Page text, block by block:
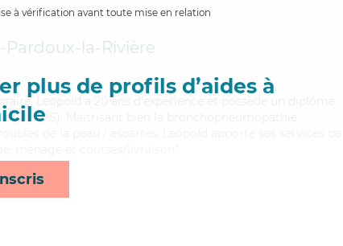
à vérification avant toute mise en relation
plus de profils d’aides à
Pardoux-la-Rivière
Leopold a 20 ans d'expérience et possède un diplôme
(DEAVS). Maitrisant bien la bronchopneumopathie